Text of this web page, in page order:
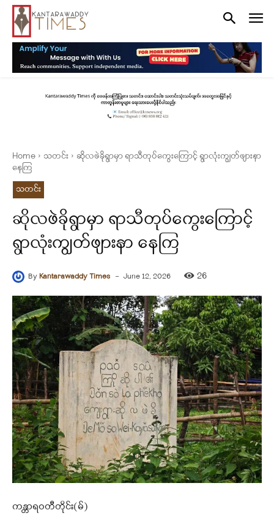
Home သတင်း
ဆိုလဖဲခိုရွာမှာ ရာသီတုပ်ကွေးကြောင့် ရွာလုံးကျွတ်ဖျားနာ‌
နေကြ
သတင်း
ဆိုလဖဲခိုရွာမှာ ရာသီတုပ်ကွေးကြောင့်
ရွာလုံးကျွတ်ဖျားနာ‌ နေကြ
ByKantarawaddy Times - June 12, 2026 26
ကန္တာရဝတီတိုင်း(မ်)